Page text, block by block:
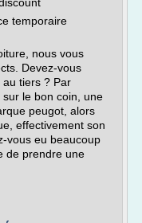
temporaire
nous vous
Devez-vous
tiers ? Par
le bon coin, une
peugot, alors
effectivement son
vous eu beaucoup
de prendre une